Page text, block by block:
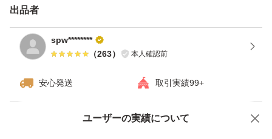
出品者
spw********
（263） 本人確認前
安心発送 取引実績99+
ユーザーの実績について
価格の相談 商品への質問